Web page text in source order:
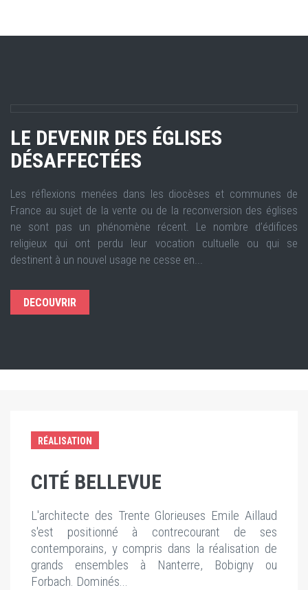
LE DEVENIR DES ÉGLISES
DÉSAFFECTÉES
Les réflexions menées dans les diocèses et communes de
France au sujet de la vente ou de la reconversion des églises
ne sont pas un phénomène récent. Le nombre d’édifices
religieux qui ont perdu leur vocation cultuelle ou qui se
destinent à un nouvel usage ne cesse en...
DECOUVRIR
RÉALISATION
CITÉ BELLEVUE
L'architecte des Trente Glorieuses Emile Aillaud
s'est positionné à contrecourant de ses
contemporains, y compris dans la réalisation de
grands ensembles à Nanterre, Bobigny ou
Forbach. Dominés...